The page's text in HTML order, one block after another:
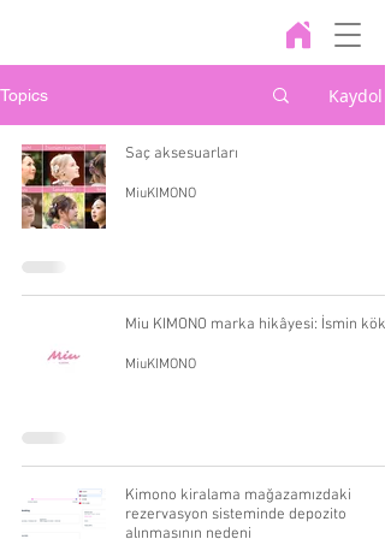
Topics Kaydol
Saç aksesuarları
MiuKIMONO
Miu KIMONO marka hikâyesi: İsmin
MiuKIMONO
Kimono kiralama mağazamızdaki
rezervasyon sisteminde depozito
alınmasının nedeni